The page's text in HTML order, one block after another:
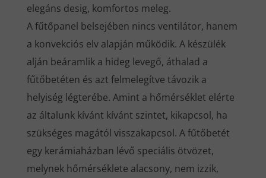
elegáns desig, komfortos meleg.
A fűtőpanel belsejében nincs ventilátor, hanem
a konvekciós elv alapján működik. A készülék
alján beáramlik a hideg levegő, áthalad a
fűtőbetéten és azt felmelegítve távozik a
helyiség légterébe. Amint a hőmérséklet elérte
az általunk kívánt kívánt szintet, kikapcsol, ha
szükséges magától visszakapcsol. A fűtőbetét
egy kerámiaházban lévő speciális ötvözet,
melynek hőmérséklete alacsony, nem izzik,